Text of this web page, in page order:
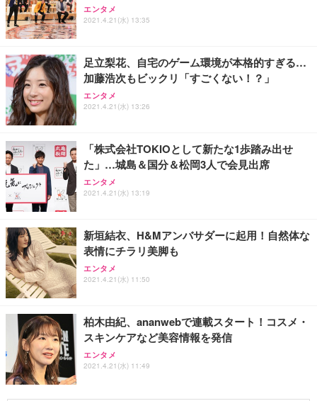
エンタメ
2021.4.21(水) 13:35
足立梨花、自宅のゲーム環境が本格的すぎる…
加藤浩次もビックリ「すごくない！？」
エンタメ
2021.4.21(水) 13:26
「株式会社TOKIOとして新たな1歩踏み出せ
た」…城島＆国分＆松岡3人で会見出席
エンタメ
2021.4.21(水) 13:19
新垣結衣、H&Mアンバサダーに起用！自然体な
表情にチラリ美脚も
エンタメ
2021.4.21(水) 11:50
柏木由紀、ananwebで連載スタート！コスメ・
スキンケアなど美容情報を発信
エンタメ
2021.4.21(水) 11:49